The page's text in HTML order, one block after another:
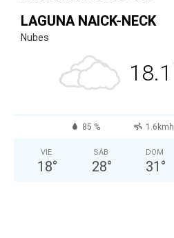
LAGUNA NAICK-NECK
Nubes
18.1
85 % 1.6kmh
VIE
18°
SÁB
28°
DOM
31 °